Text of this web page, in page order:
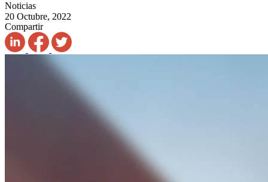
Noticias
20 Octubre, 2022
Compartir